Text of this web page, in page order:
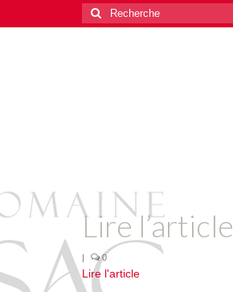
Rechercher
:
Lire l’article
| 0
Lire l'article